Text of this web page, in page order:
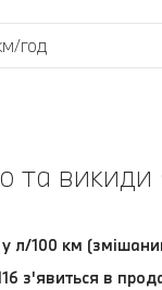
год
та викиди
л/100 км
з'явиться в